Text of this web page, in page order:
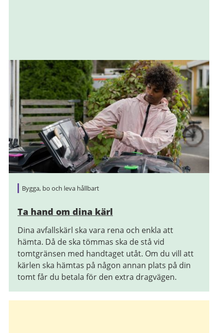
Bygga, bo och leva hållbart
Ta hand om dina kärl
Dina avfallskärl ska vara rena och enkla att
hämta. Då de ska tömmas ska de stå vid
tomtgränsen med handtaget utåt. Om du vill att
kärlen ska hämtas på någon annan plats på din
tomt får du betala för den extra dragvägen.